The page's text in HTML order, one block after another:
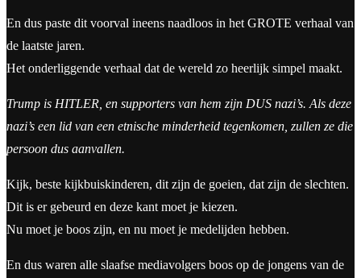
En dus paste dit voorval ineens naadloos in het GROTE verhaal van
de laatste jaren.
Het onderliggende verhaal dat de wereld zo heerlijk simpel maakt.
Trump is HITLER, en supporters van hem zijn DUS nazi’s. Als deze
nazi’s een lid van een etnische minderheid tegenkomen, zullen ze die
persoon dus aanvallen.
Kijk, beste kijkbuiskinderen, dit zijn de goeien, dat zijn de slechten.
Dit is er gebeurd en deze kant moet je kiezen.
Nu moet je boos zijn, en nu moet je medelijden hebben.
En dus waren alle slaafse mediavolgers boos op de jongens van de